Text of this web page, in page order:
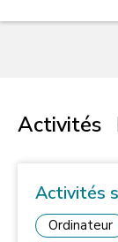
Activités
Activités
Ordinateur